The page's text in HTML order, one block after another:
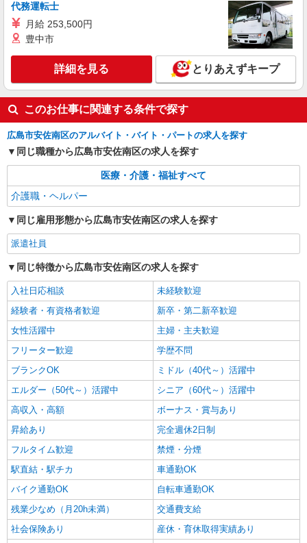
株式会社kotrio /●HR-H-2077476
向かう先は笑顔の待つ場所！デイサービスのサ
通費全支給(ガソリン代含む)＞
広島市安佐南区
キープ
株式会社kotrio /●HR-H-2077242
毎日通うのが楽しみになる＊ホテルのような美
しいサ高住のSTAFF
通費全支給(ガソリン代含む)＞
広島市安佐南区｜伴駅が最寄り
キープ 詳細を見る
代務運転士
月給 253,500円
豊中市
詳細を見る とりあえずキープ
このお仕事に関連する条件で探す
広島市安佐南区のアルバイト・バイト・パートの求人を探す
同じ職種から広島市安佐南区の求人を探す
医療・介護・福祉すべて
介護職・ヘルパー
同じ雇用形態から広島市安佐南区の求人を探す
派遣社員
同じ特徴から広島市安佐南区の求人を探す
入社日応相談
未経験歓迎
経験者・有資格者歓迎
新卒・第二新卒歓迎
女性活躍中
主婦・主夫歓迎
フリーター歓迎
学歴不問
ブランクOK
ミドル（40代～）活躍中
エルダー（50代～）活躍中
シニア（60代～）活躍中
高収入・高額
ボーナス・賞与あり
昇給あり
完全週休2日制
フルタイム歓迎
禁煙・分煙
駅直結・駅チカ
車通勤OK
バイク通勤OK
自転車通勤OK
残業少なめ（月20h未満）
交通費支給
社会保険あり
産休・育休取得実績あり